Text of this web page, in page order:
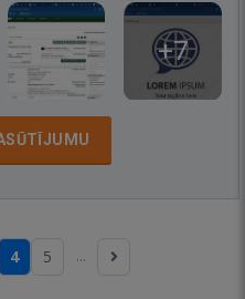
+7
4 5 ...